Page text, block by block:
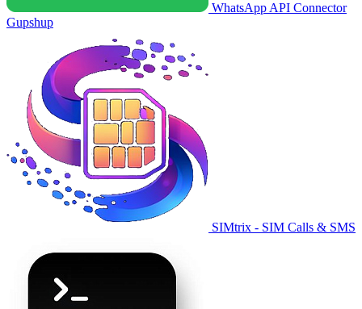
WhatsApp API Connector
Gupshup
SIMtrix - SIM Calls & SMS